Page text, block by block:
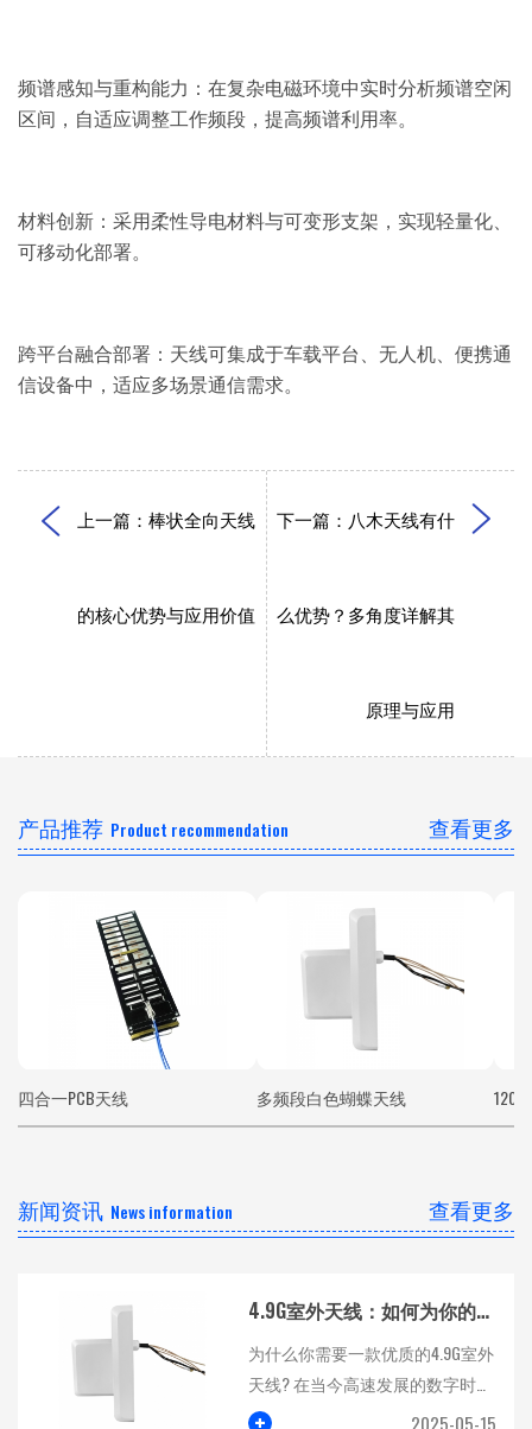
频谱感知与重构能力：在复杂电磁环境中实时分析频谱空闲
区间，自适应调整工作频段，提高频谱利用率。
材料创新：采用柔性导电材料与可变形支架，实现轻量化、
可移动化部署。
跨平台融合部署：天线可集成于车载平台、无人机、便携通
信设备中，适应多场景通信需求。
上一篇：棒状全向天线
的核心优势与应用价值
下一篇：八木天线有什
么优势？多角度详解其
原理与应用
产品推荐 Product recommendation 查看更多
四合一PCB天线 多频段白色蝴蝶天线
新闻资讯 News information 查看更多
4.9G室外天线：如何为你的网络信号提供强力保障？
为什么你需要一款优质的4.9G室外
天线? 在当今高速发展的数字时
代，稳定强劲的网络...
2025-05-15